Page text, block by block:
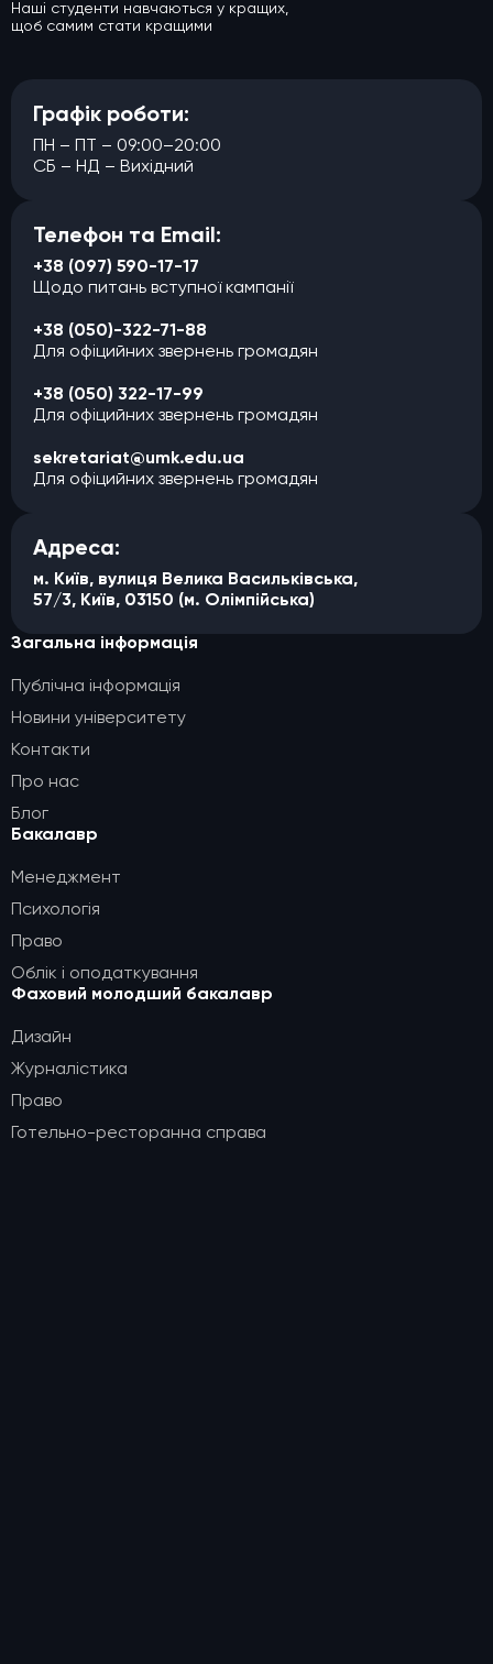
Наші студенти навчаються у кращих,
щоб самим стати кращими
Графік роботи:
ПН – ПТ – 09:00–20:00
СБ – НД – Вихідний
Телефон та Email:
+38 (097) 590-17-17
Щодо питань вступної кампанії
+38 (050)-322-71-88
Для офіцийних звернень громадян
+38 (050) 322-17-99
Для офіцийних звернень громадян
sekretariat@umk.edu.ua
Для офіцийних звернень громадян
Адреса:
м. Київ, вулиця Велика Васильківська,
57/3, Київ, 03150 (м. Олімпійська)
Загальна інформація
Публічна інформація
Новини університету
Контакти
Про нас
Блог
Бакалавр
Менеджмент
Психологія
Право
Облік і оподаткування
Фаховий молодший бакалавр
Дизайн
Журналістика
Право
Готельно-ресторанна справа